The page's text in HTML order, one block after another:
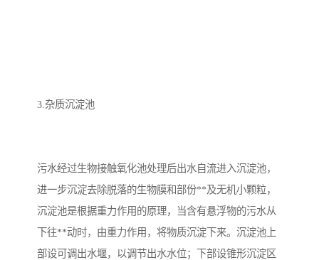
3.杂质沉淀池
污水经过生物接触氧化池处理后出水自流进入沉淀池，
进一步沉淀去除脱落的生物膜和部份**及无机小颗粒，
沉淀池是根据重力作用的原理，当含有悬浮物的污水从
下往**动时，由重力作用，将物质沉淀下来。沉淀池上
部设可调出水堰，以调节出水水位；下部设锥形沉淀区